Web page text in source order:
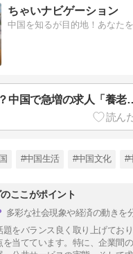
ちゃいナビゲーション
中国を知るが目的地！あなた
月収10万元？中国で急増の求人
#中国生活 #中国文化 #
ここがポイント
多彩な社会現象や経済の動きを
題をバランス良く取り上げてお
当てています。特に、企業間